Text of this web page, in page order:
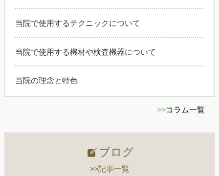
当院で使用するテクニックについて
当院で使用する機材や検査機器について
当院の理念と特色
>>コラム一覧
ブログ
>>記事一覧